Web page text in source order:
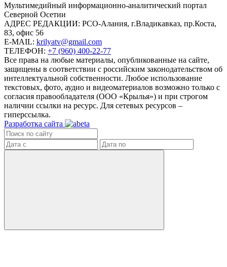
Mультимедийный информационно-аналитический портал
Северной Осетии
АДРЕС РЕДАКЦИИ: РСО-Алания, г.Владикавказ, пр.Коста,
83, офис 56
E-MAIL: krilyatv@gmail.com
ТЕЛЕФОН: +7 (960) 400-22-77
Все права на любые материалы, опубликованные на сайте,
защищены в соответствии с российским законодательством об
интеллектуальной собственности. Любое использование
текстовых, фото, аудио и видеоматериалов возможно только с
согласия правообладателя (ООО «Крылья») и при строгом
наличии ссылки на ресурс. Для сетевых ресурсов –
гиперссылка.
Разработка сайта